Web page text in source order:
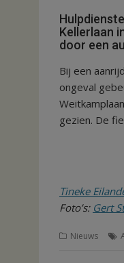
Kellerlaan
door een
Bij een
ongeval
gezien. De
Tineke
Foto’s: Gert
Nieuws